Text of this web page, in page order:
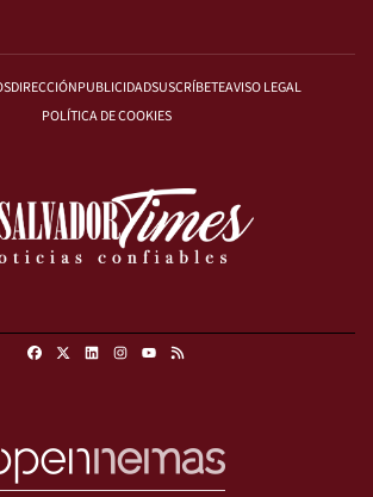
DIRECCIÓNPUBLICIDADSUSCRÍBETEAVISO LEGAL
POLÍTICA DE COOKIES
FacebookLinkedinInstagram